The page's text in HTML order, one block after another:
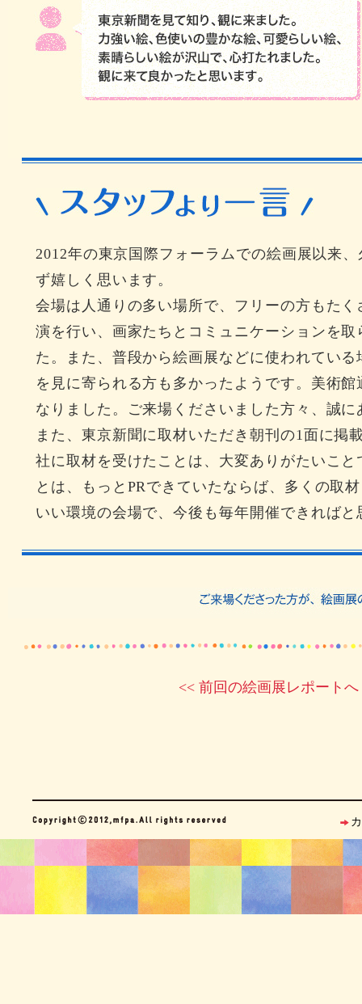
2012年の東京国際フォーラムでの絵画展以来
ず嬉しく思います。
会場は人通りの多い場所で、フリーの方もた
演を行い、画家たちとコミュニケーションを
た。また、普段から絵画展などに使われてい
を見に寄られる方も多かったようです。美術
なりました。ご来場くださいました方々、誠
また、東京新聞に取材いただき朝刊の1面に掲
社に取材を受けたことは、大変ありがたいこ
とは、もっとPRできていたならば、多くの取
いい環境の会場で、今後も毎年開催できれば
<< 前回の絵画展レポートへ